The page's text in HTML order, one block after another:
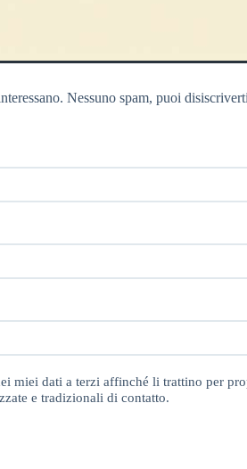
Nessuno spam, puoi
miei dati a terzi affinché li trattino per
e tradizionali di contatto.